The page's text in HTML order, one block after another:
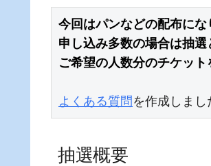
今回はパンなどの配布にな
申し込み多数の場合は抽選
ご希望の人数分のチケット
よくある質問を作成しまし
抽選概要